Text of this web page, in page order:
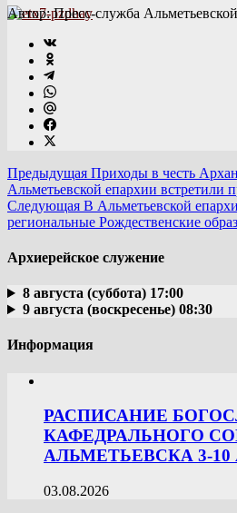
Автор: Пресс-служба
Предыдущая Приходы в честь
Альметьевской епархии встретили
Следующая В Альметьевской
региональные Рождественские
Архиерейское служение
8 августа (суббота) 17:00
9 августа (воскресенье) 08:30
Информация
РАСПИСАНИЕ
КАФЕДРАЛЬНОГО
АЛЬМЕТЬЕВСКА 3-
03.08.2026